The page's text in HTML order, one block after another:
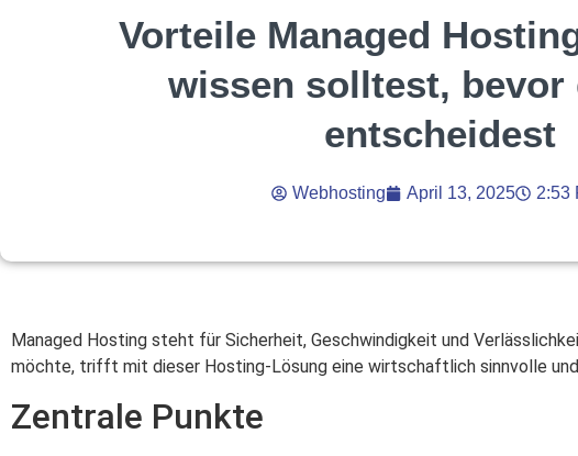
Vorteile Managed
wissen solltest, bevor
entscheidest
Webhosting April 13, 2025 2:53
Managed Hosting steht für Sicherheit, Geschwindigkeit und
möchte, trifft mit dieser Hosting-Lösung eine wirtschaftlich sinnvolle
Zentrale Punkte